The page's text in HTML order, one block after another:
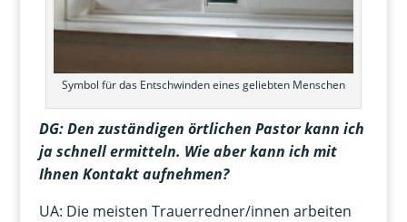
Symbol für das Entschwinden eines geliebten Menschen
DG: Den zuständigen örtlichen Pastor kann ich
ja schnell ermitteln. Wie aber kann ich mit
Ihnen Kontakt aufnehmen?
UA: Die meisten Trauerredner/innen arbeiten